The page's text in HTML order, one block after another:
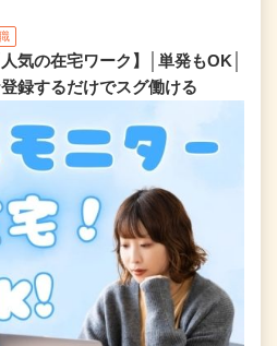
気の在宅ワーク】│単発もOK│
録するだけでスグ働ける